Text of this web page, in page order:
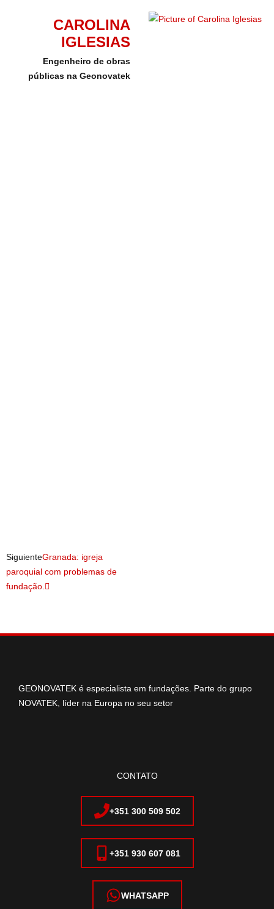
CAROLINA
IGLESIAS
Engenheiro de obras
públicas na Geonovatek
SiguienteGranada: igreja
paroquial com problemas de
fundação.
GEONOVATEK é especialista em fundações. Parte do grupo
NOVATEK, líder na Europa no seu setor
CONTATO
+351 300 509 502
+351 930 607 081
WHATSAPP